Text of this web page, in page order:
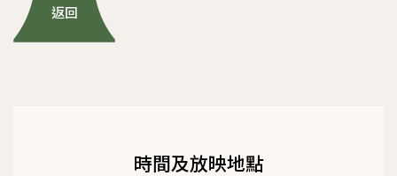
返回
時間及放映地點